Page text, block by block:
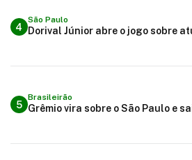
4
São Paulo
Dorival Júnior abre o jogo sobre
5
Brasileirão
Grêmio vira sobre o São Paulo e